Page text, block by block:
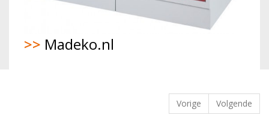
>> Madeko.nl
Vorige Volgende